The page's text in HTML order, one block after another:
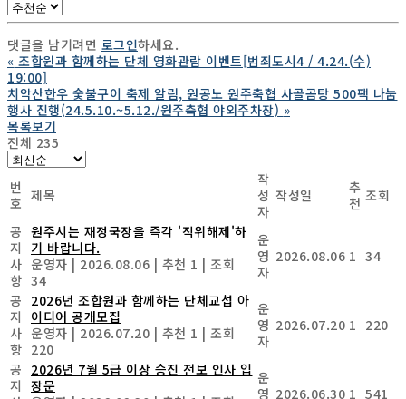
댓글을 남기려면 로그인하세요.
« 조합원과 함께하는 단체 영화관람 이벤트[범죄도시4 / 4.24.(수)
19:00]
치악산한우 숯불구이 축제 알림, 원공노 원주축협 사골곰탕 500팩 나눔
행사 진행(24.5.10.~5.12./원주축협 야외주차장) »
목록보기
전체 235
번
호 제목
작
성
자
작성일
추
천 조회
공
지
사
항
원주시는 재정국장을 즉각 '직위해제'하
기 바랍니다.
운영자 | 2026.08.06 | 추천 1 | 조회
34
운
영
자
2026.08.06 1 34
공
지
사
항
2026년 조합원과 함께하는 단체교섭 아
이디어 공개모집
운영자 | 2026.07.20 | 추천 1 | 조회
220
운
영
자
2026.07.20 1 220
공
지
2026년 7월 5급 이상 승진 전보 인사 입
장문
운
영 2026.06.30 1 541